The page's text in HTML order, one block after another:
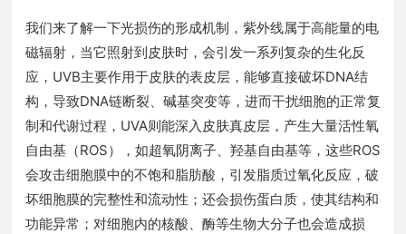
我们来了解一下光损伤的形成机制，紫外线属于高能量的电
磁辐射，当它照射到皮肤时，会引发一系列复杂的生化反
应，UVB主要作用于皮肤的表皮层，能够直接破坏DNA结
构，导致DNA链断裂、碱基突变等，进而干扰细胞的正常复
制和代谢过程，UVA则能深入皮肤真皮层，产生大量活性氧
自由基（ROS），如超氧阴离子、羟基自由基等，这些ROS
会攻击细胞膜中的不饱和脂肪酸，引发脂质过氧化反应，破
坏细胞膜的完整性和流动性；还会损伤蛋白质，使其结构和
功能异常；对细胞内的核酸、酶等生物大分子也会造成损